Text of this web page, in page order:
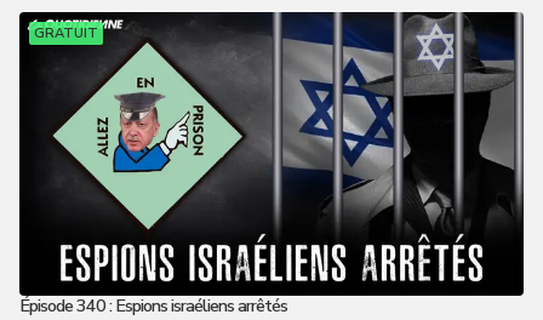
GRATUIT
Épisode 340 : Espions israéliens arrêtés